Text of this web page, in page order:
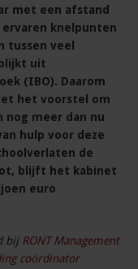
met een afstand
knelpunten
tussen veel
uit
(IBO). Daarom
het voorstel om
nog meer dan nu
hulp voor deze
de
blijft het kabinet
euro
bij RONT Management
coördinator